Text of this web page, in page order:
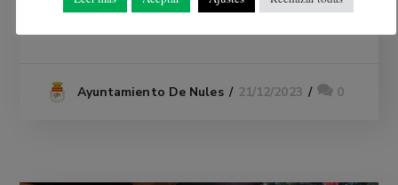
Ayuntamiento De Nules 21/12/2023 0